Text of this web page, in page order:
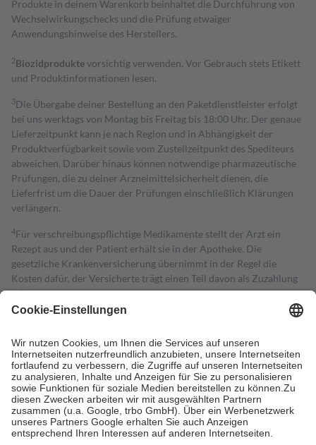
Produkte in deinem Warenkorb beinhaltet die Durchführung von
Wechselwirkungschecks und die Prüfung etwaiger
Anwendungshinweise des Herstellers.
2Biozidproduktevorsichtig verwenden. Vor Gebrauch stets Etikett
und Produktinformationen lesen.
3Die Übergabe deiner Bestellung an den Paketdienstleister erfolgt
bei uns werktags von Montag bis Freitag bis 18:00 Uhr. Der genaue
Lieferzeitpunkt kann je nach Region und in Abhängigkeit der
Produktverfügbarkeit sowie vom Zustellzeitpunkt des Spediteurs
abweichen. Darüber hinaus können notwendige pharmazeutische
Prüfungen, die zu deiner Arzneimittelsicherheit dienen, die
Lieferfrist um die Dauer der Prüfungen einschließlich Klärungen
verlängern.
4Für verschreibungspflichtige Medikamente stellt der Arzt ein
Rezept aus und der Patient erhält sie in der Apotheke. Die
gesetzliche Krankenversicherung übernimmt in der Regel die
Kosten dafür, der Versicherte trägt einen Teil davon als Zuzahlung
mit.
Grundsätzlich leisten Mitglieder Zuzahlungen in Höhe von zehn
höchstens zehn Euro.
Es sind jedoch nie mehr als die tatsächlichen
Kosten der Leistung zu entrichten.
Diese Regeln gelten grundsätzlich auch für Online-Apotheken.
Bei Heilmitteln und häuslicher Krankenpflege beträgt die
Zuzahlung zehn Prozent der Kosten sowie zehn Euro je
Verordnung.
Um das Engagement der Versicherten für ihre eigene Gesundheit zu
stärken und die besondere Stellung der Familie zu unterstützen,